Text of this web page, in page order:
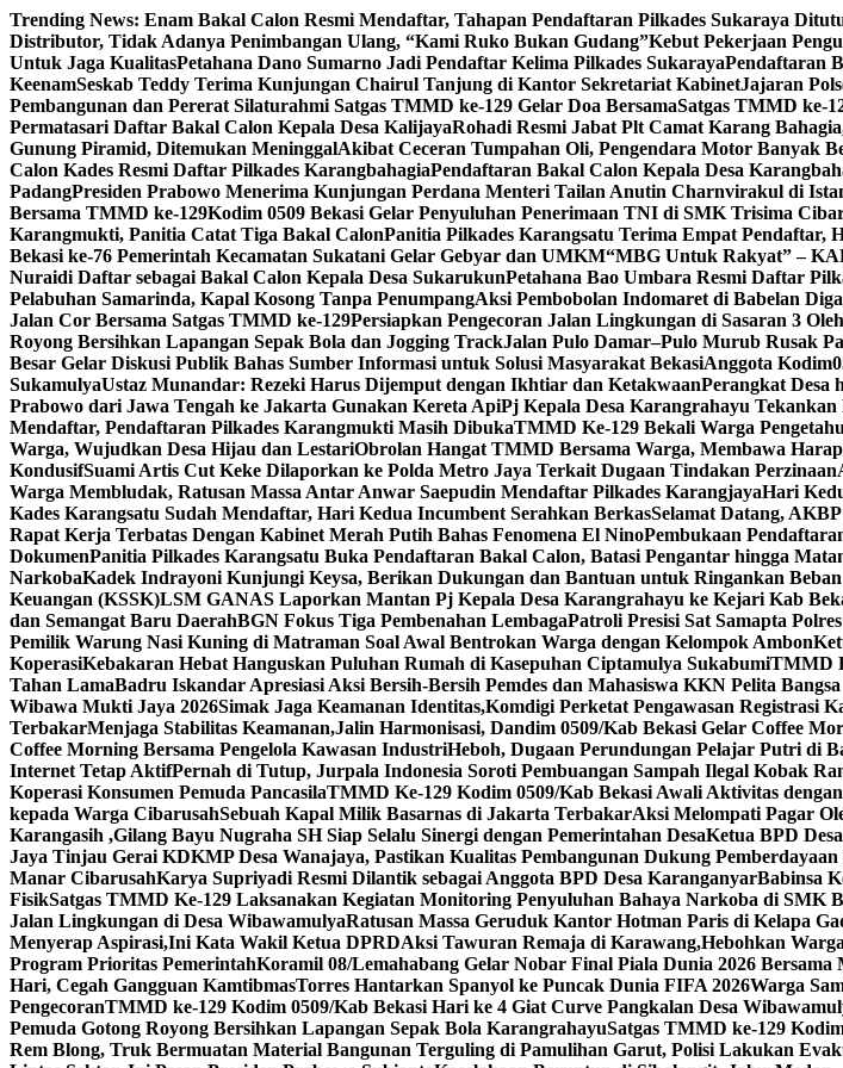
Skip
to
content
Trending News: Enam Bakal Calon Resmi Mendaftar, Tahapan Pendaftaran Pilkades Sukaraya
Distributor, Tidak Adanya Penimbangan Ulang, “Kami Ruko Bukan Gudang”Kebut Pekerjaan
Untuk Jaga KualitasPetahana Dano Sumarno Jadi Pendaftar Kelima Pilkades SukarayaPendaftaran
KeenamSeskab Teddy Terima Kunjungan Chairul Tanjung di Kantor Sekretariat KabinetJajaran
Pembangunan dan Pererat Silaturahmi Satgas TMMD ke-129 Gelar Doa BersamaSatgas TMMD ke-
Permatasari Daftar Bakal Calon Kepala Desa KalijayaRohadi Resmi Jabat Plt Camat Karang
Gunung Piramid, Ditemukan MeninggalAkibat Ceceran Tumpahan Oli, Pengendara Motor Banyak
Calon Kades Resmi Daftar Pilkades KarangbahagiaPendaftaran Bakal Calon Kepala Desa
PadangPresiden Prabowo Menerima Kunjungan Perdana Menteri Tailan Anutin Charnvirakul di
Bersama TMMD ke-129Kodim 0509 Bekasi Gelar Penyuluhan Penerimaan TNI di SMK Trisima
Karangmukti, Panitia Catat Tiga Bakal CalonPanitia Pilkades Karangsatu Terima Empat Pendaftar,
Bekasi ke-76 Pemerintah Kecamatan Sukatani Gelar Gebyar dan UMKM“MBG Untuk Rakyat” –
Nuraidi Daftar sebagai Bakal Calon Kepala Desa SukarukunPetahana Bao Umbara Resmi Daftar
Pelabuhan Samarinda, Kapal Kosong Tanpa PenumpangAksi Pembobolan Indomaret di Babelan
Jalan Cor Bersama Satgas TMMD ke-129Persiapkan Pengecoran Jalan Lingkungan di Sasaran 3
Royong Bersihkan Lapangan Sepak Bola dan Jogging TrackJalan Pulo Damar–Pulo Murub Rusak
Besar Gelar Diskusi Publik Bahas Sumber Informasi untuk Solusi Masyarakat BekasiAnggota
SukamulyaUstaz Munandar: Rezeki Harus Dijemput dengan Ikhtiar dan KetakwaanPerangkat Desa
Prabowo dari Jawa Tengah ke Jakarta Gunakan Kereta ApiPj Kepala Desa Karangrahayu Tekankan
Mendaftar, Pendaftaran Pilkades Karangmukti Masih DibukaTMMD Ke-129 Bekali Warga
Warga, Wujudkan Desa Hijau dan LestariObrolan Hangat TMMD Bersama Warga, Membawa
KondusifSuami Artis Cut Keke Dilaporkan ke Polda Metro Jaya Terkait Dugaan Tindakan Perzinaan
Warga Membludak, Ratusan Massa Antar Anwar Saepudin Mendaftar Pilkades KarangjayaHari
Kades Karangsatu Sudah Mendaftar, Hari Kedua Incumbent Serahkan BerkasSelamat Datang,
Rapat Kerja Terbatas Dengan Kabinet Merah Putih Bahas Fenomena El NinoPembukaan
DokumenPanitia Pilkades Karangsatu Buka Pendaftaran Bakal Calon, Batasi Pengantar hingga
NarkobaKadek Indrayoni Kunjungi Keysa, Berikan Dukungan dan Bantuan untuk Ringankan
Keuangan (KSSK)LSM GANAS Laporkan Mantan Pj Kepala Desa Karangrahayu ke Kejari Kab
dan Semangat Baru DaerahBGN Fokus Tiga Pembenahan LembagaPatroli Presisi Sat Samapta
Pemilik Warung Nasi Kuning di Matraman Soal Awal Bentrokan Warga dengan Kelompok Ambon
KoperasiKebakaran Hebat Hanguskan Puluhan Rumah di Kasepuhan Ciptamulya SukabumiTMMD
Tahan LamaBadru Iskandar Apresiasi Aksi Bersih-Bersih Pemdes dan Mahasiswa KKN Pelita
Wibawa Mukti Jaya 2026Simak Jaga Keamanan Identitas,Komdigi Perketat Pengawasan Registrasi
TerbakarMenjaga Stabilitas Keamanan,Jalin Harmonisasi, Dandim 0509/Kab Bekasi Gelar Coffee
Coffee Morning Bersama Pengelola Kawasan IndustriHeboh, Dugaan Perundungan Pelajar Putri di
Internet Tetap AktifPernah di Tutup, Jurpala Indonesia Soroti Pembuangan Sampah Ilegal Kobak
Koperasi Konsumen Pemuda PancasilaTMMD Ke-129 Kodim 0509/Kab Bekasi Awali Aktivitas
kepada Warga CibarusahSebuah Kapal Milik Basarnas di Jakarta TerbakarAksi Melompati Pagar
Karangasih ,Gilang Bayu Nugraha SH Siap Selalu Sinergi dengan Pemerintahan DesaKetua BPD
Jaya Tinjau Gerai KDKMP Desa Wanajaya, Pastikan Kualitas Pembangunan Dukung
Manar CibarusahKarya Supriyadi Resmi Dilantik sebagai Anggota BPD Desa KaranganyarBabinsa
FisikSatgas TMMD Ke-129 Laksanakan Kegiatan Monitoring Penyuluhan Bahaya Narkoba di SMK
Jalan Lingkungan di Desa WibawamulyaRatusan Massa Geruduk Kantor Hotman Paris di Kelapa
Menyerap Aspirasi,Ini Kata Wakil Ketua DPRDAksi Tawuran Remaja di Karawang,Hebohkan
Program Prioritas PemerintahKoramil 08/Lemahabang Gelar Nobar Final Piala Dunia 2026
Hari, Cegah Gangguan KamtibmasTorres Hantarkan Spanyol ke Puncak Dunia FIFA 2026Warga
PengecoranTMMD ke-129 Kodim 0509/Kab Bekasi Hari ke 4 Giat Curve Pangkalan Desa
Pemuda Gotong Royong Bersihkan Lapangan Sepak Bola KarangrahayuSatgas TMMD ke-129
Rem Blong, Truk Bermuatan Material Bangunan Terguling di Pamulihan Garut, Polisi Lakukan